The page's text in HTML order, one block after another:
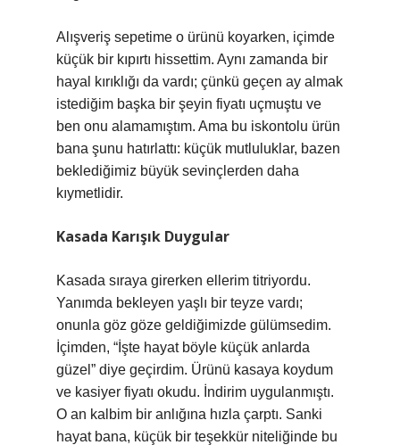
Alışveriş sepetime o ürünü koyarken, içimde
küçük bir kıpırtı hissettim. Aynı zamanda bir
hayal kırıklığı da vardı; çünkü geçen ay almak
istediğim başka bir şeyin fiyatı uçmuştu ve
ben onu alamamıştım. Ama bu iskontolu ürün
bana şunu hatırlattı: küçük mutluluklar, bazen
beklediğimiz büyük sevinçlerden daha
kıymetlidir.
Kasada Karışık Duygular
Kasada sıraya girerken ellerim titriyordu.
Yanımda bekleyen yaşlı bir teyze vardı;
onunla göz göze geldiğimizde gülümsedim.
İçimden, “İşte hayat böyle küçük anlarda
güzel” diye geçirdim. Ürünü kasaya koydum
ve kasiyer fiyatı okudu. İndirim uygulanmıştı.
O an kalbim bir anlığına hızla çarptı. Sanki
hayat bana, küçük bir teşekkür niteliğinde bu